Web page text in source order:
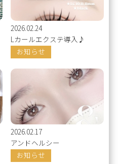
2026.02.24
Lカールエクステ導入♪
お知らせ
2026.02.17
アンドヘルシー
お知らせ